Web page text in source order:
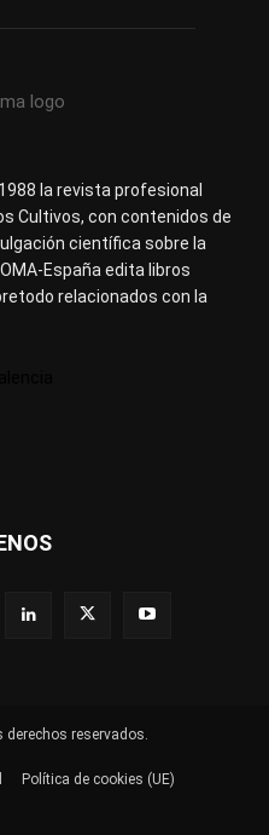
la revista profesional
Cultivos, con contenidos de
científica sobre la
España edita libros
relacionados con la
derechos reservados.
Política de cookies (UE)